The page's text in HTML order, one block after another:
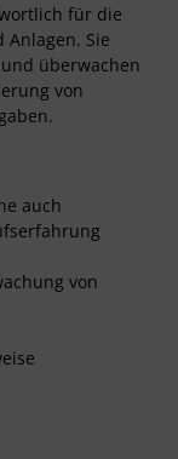
für die
Sie
überwachen
von
auch
von